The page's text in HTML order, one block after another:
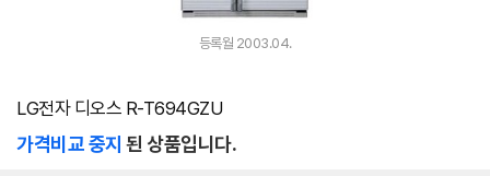
등록월 2003.04.
LG전자 디오스 R-T694GZU
가격비교 중지 된 상품입니다.